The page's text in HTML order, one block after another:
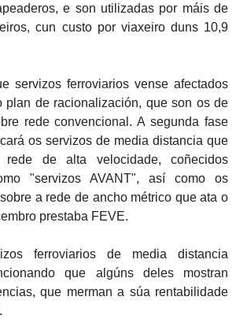
e son utilizadas por máis de
cun custo por viaxeiro duns 10,9
servizos ferroviarios vense afectados
plan de racionalización, que son os de
rede convencional. A segunda fase
os servizos de media distancia que
de alta velocidade, coñecidos
"servizos AVANT", así como os
a rede de ancho métrico que ata o
prestaba FEVE.
ferroviarios de media distancia
que algúns deles mostran
que merman a súa rentabilidade